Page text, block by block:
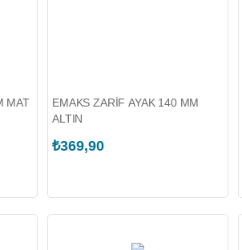
MAT
EMAKS ZARİF AYAK 140 MM
ALTIN
₺369,90